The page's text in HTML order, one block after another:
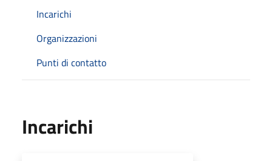
Incarichi
Organizzazioni
Punti di contatto
Incarichi